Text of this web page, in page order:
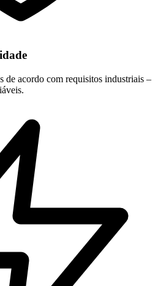
de acordo com requisitos industriais –